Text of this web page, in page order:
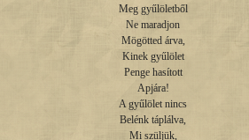
Meg gyűlöletből
Ne maradjon
Mögötted árva,
Kinek gyűlölet
Penge hasított
Apjára!
A gyűlölet nincs
Belénk táplálva,
Mi szüljük,